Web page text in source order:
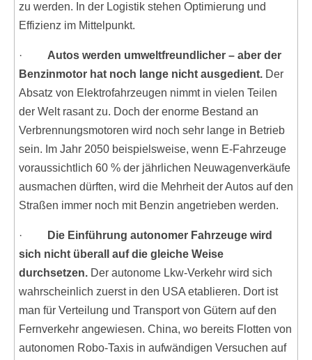
zu werden. In der Logistik stehen Optimierung und
Effizienz im Mittelpunkt.
· Autos werden umweltfreundlicher – aber der
Benzinmotor hat noch lange nicht ausgedient. Der
Absatz von Elektrofahrzeugen nimmt in vielen Teilen
der Welt rasant zu. Doch der enorme Bestand an
Verbrennungsmotoren wird noch sehr lange in Betrieb
sein. Im Jahr 2050 beispielsweise, wenn E-Fahrzeuge
voraussichtlich 60 % der jährlichen Neuwagenverkäufe
ausmachen dürften, wird die Mehrheit der Autos auf den
Straßen immer noch mit Benzin angetrieben werden.
·
Die Einführung autonomer Fahrzeuge wird
sich nicht überall auf die gleiche Weise
durchsetzen. Der autonome Lkw-Verkehr wird sich
wahrscheinlich zuerst in den USA etablieren. Dort ist
man für Verteilung und Transport von Gütern auf den
Fernverkehr angewiesen. China, wo bereits Flotten von
autonomen Robo-Taxis in aufwändigen Versuchen auf